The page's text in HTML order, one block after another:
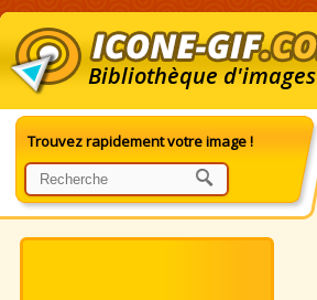
Bibliothèque d'images
Trouvez rapidement votre image !